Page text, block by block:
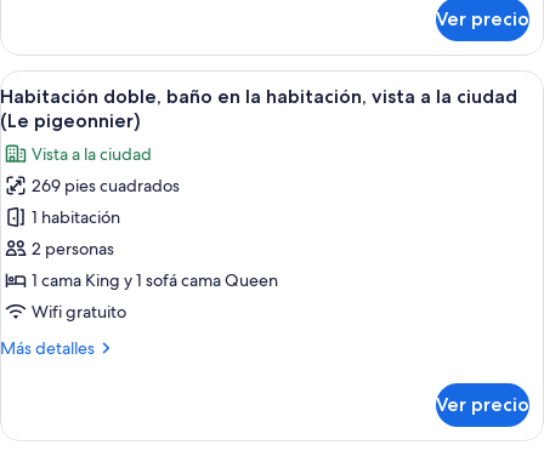
habitación
(Le
nid)
doble
Confort,
baño
en
la
habitación
(Le
nid)
Ver precio
Abrir
todas
las
fotos
de
Habitación
doble,
baño
en
habitación,
la
Una sala acogedora con un sofá
4
Habitación doble, baño en la habitación, vista a la ciudad
(Le pigeonnier)
Vista a la ciudad
269 pies cuadrados
1 habitación
2 personas
1 cama King y 1 sofá cama Queen
Wifi gratuito
Más detalles
Más
doble,
Ver precio